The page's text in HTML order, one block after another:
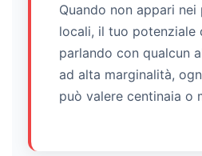
Quando non appari
locali, il tuo potenziale
parlando con qualcun
ad alta marginalità,
può valere centinaia o